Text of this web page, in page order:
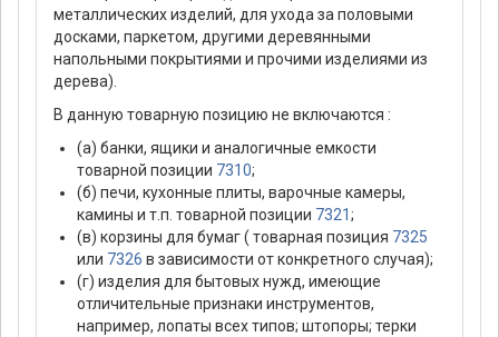
металлических изделий, для ухода за половыми
досками, паркетом, другими деревянными
напольными покрытиями и прочими изделиями из
дерева).
В данную товарную позицию не включаются :
(а) банки, ящики и аналогичные емкости
товарной позиции 7310;
(б) печи, кухонные плиты, варочные камеры,
камины и т.п. товарной позиции 7321;
(в) корзины для бумаг ( товарная позиция 7325
или 7326 в зависимости от конкретного случая);
(г) изделия для бытовых нужд, имеющие
отличительные признаки инструментов,
например, лопаты всех типов; штопоры; терки